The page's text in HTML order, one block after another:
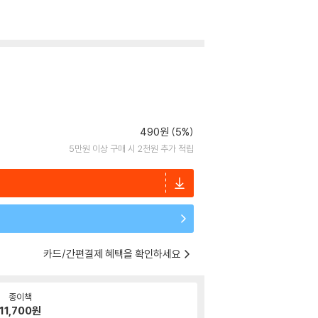
490원 (5%)
5만원 이상 구매 시 2천원 추가 적립
카드/간편결제 혜택을 확인하세요
종이책
원